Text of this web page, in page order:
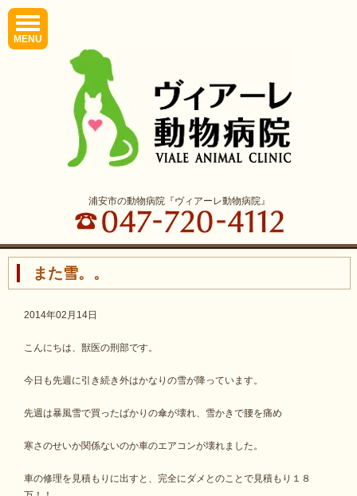
MENU
浦安市の動物病院『ヴィアーレ動物病院』
また雪。。
2014年02月14日
こんにちは、獣医の刑部です。
今日も先週に引き続き外はかなりの雪が降っています。
先週は暴風雪で買ったばかりの傘が壊れ、雪かきで腰を痛め
寒さのせいか関係ないのか車のエアコンが壊れました。
車の修理を見積もりに出すと、完全にダメとのことで見積もり１８